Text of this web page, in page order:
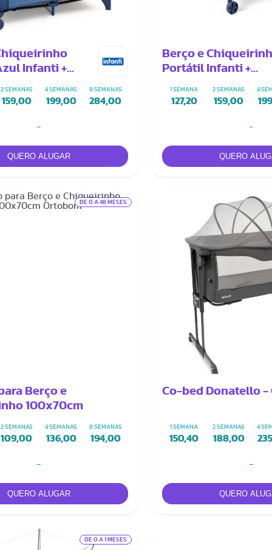
Infanti +
2 SEMANAS
159,00
4 SEMANAS
199,00
8 SEMANAS
284,00
-
Berço e
Portátil Infanti +
1 SEMANA
127,20
2 SEMANAS
159,00
4
-
DE 0 A 48 MESES
Berço e
100x70cm
2 SEMANAS
109,00
4 SEMANAS
136,00
8 SEMANAS
194,00
-
Co-bed Donatello -
1 SEMANA
150,40
2 SEMANAS
188,00
4
-
DE 0 A 1 MESES